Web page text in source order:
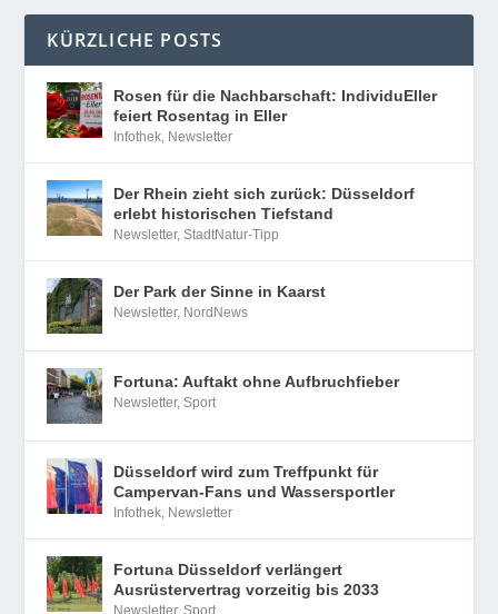
KÜRZLICHE POSTS
Rosen für die Nachbarschaft: IndividuEller
feiert Rosentag in Eller
Infothek Newsletter
Der Rhein zieht sich zurück: Düsseldorf
erlebt historischen Tiefstand
Newsletter,StadtNatur-Tipp
Der Park der Sinne in Kaarst
Newsletter, NordNews
Fortuna: Auftakt ohne Aufbruchfieber
Newsletter,Sport
Düsseldorf wird zum Treffpunkt für
Campervan-Fans und Wassersportler
Infothek Newsletter
Fortuna Düsseldorf verlängert
Ausrüstervertrag vorzeitig bis 2033
Newsletter,Sport